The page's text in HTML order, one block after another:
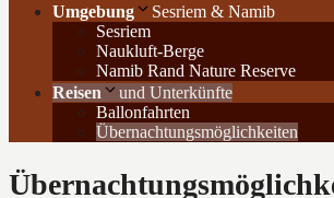
Umgebung
Sesriem & Namib
Sesriem
Naukluft-Berge
Namib Rand Nature Reserve
Reisen
und Unterkünfte
Ballonfahrten
Übernachtungsmöglichkeiten